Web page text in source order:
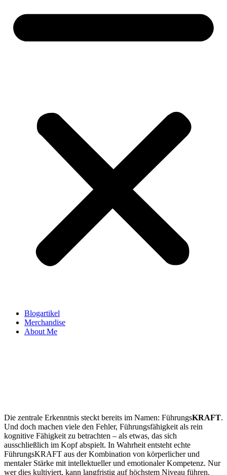
Blogartikel
Merchandise
About Me
Die zentrale Erkenntnis steckt bereits im Namen: FührungsKRAFT.
Und doch machen viele den Fehler, Führungsfähigkeit als rein
kognitive Fähigkeit zu betrachten – als etwas, das sich
ausschließlich im Kopf abspielt. In Wahrheit entsteht echte
FührungsKRAFT aus der Kombination von körperlicher und
mentaler Stärke mit intellektueller und emotionaler Kompetenz. Nur
wer dies kultiviert, kann langfristig auf höchstem Niveau führen.